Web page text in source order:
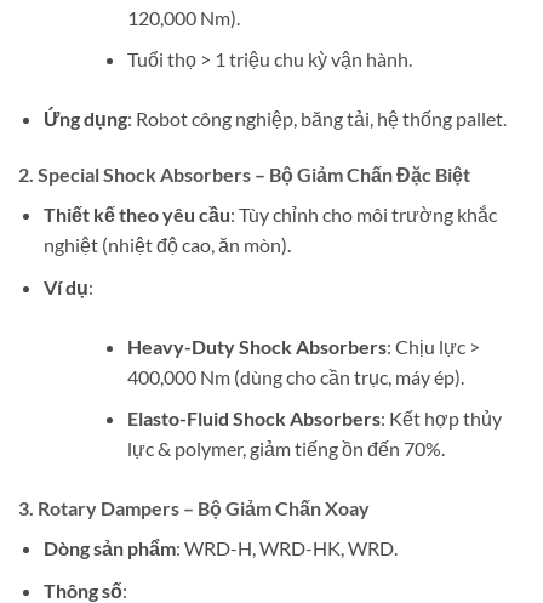
120,000 Nm).
Tuổi thọ > 1 triệu chu kỳ vận hành.
Ứng dụng: Robot công nghiệp, băng tải, hệ thống pallet.
2. Special Shock Absorbers – Bộ Giảm Chấn Đặc Biệt
Thiết kế theo yêu cầu: Tùy chỉnh cho môi trường khắc
nghiệt (nhiệt độ cao, ăn mòn).
Ví dụ:
Heavy-Duty Shock Absorbers: Chịu lực >
400,000 Nm (dùng cho cần trục, máy ép).
Elasto-Fluid Shock Absorbers: Kết hợp thủy
lực & polymer, giảm tiếng ồn đến 70%.
3. Rotary Dampers – Bộ Giảm Chấn Xoay
Dòng sản phẩm: WRD-H, WRD-HK, WRD.
Thông số: